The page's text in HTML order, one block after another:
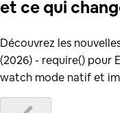
et ce qui
Découvrez les
(2026) - require() pour
watch mode natif et